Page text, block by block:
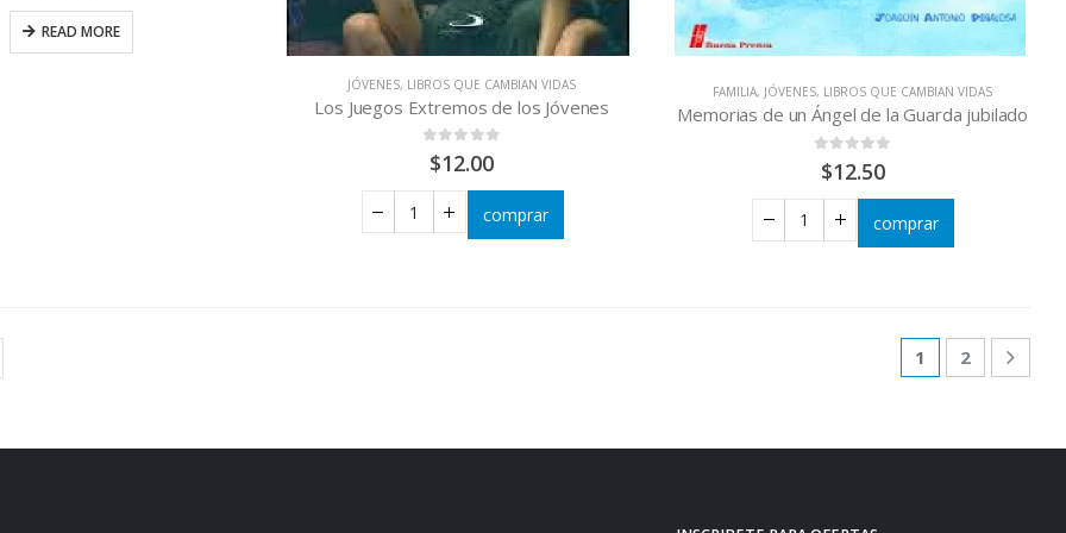
READ MORE
JÓVENES, LIBROS QUE CAMBIAN VIDAS
Los Juegos Extremos de los Jóvenes
out of 5
$12.00
comprar
FAMILIA, JÓVENES, LIBROS QUE CAMBIAN VIDAS
Memorias de un Ángel de la Guarda jubilado
out of 5
$12.50
comprar
1 2